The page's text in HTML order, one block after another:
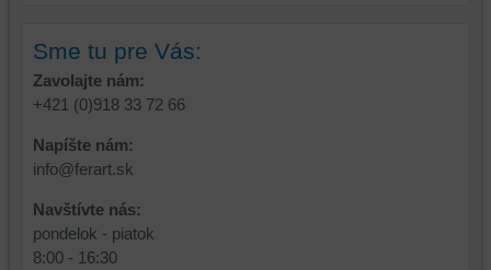
Sme tu pre Vás:
Zavolajte nám:
+421 (0)918 33 72 66
Napíšte nám:
info@ferart.sk
Navštívte nás:
pondelok - piatok
8:00 - 16:30
atď.